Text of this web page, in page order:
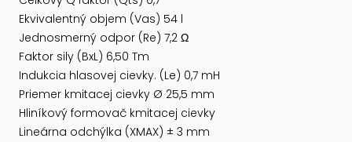
Ekvivalentný objem (Vas) 54 l
Jednosmerný odpor (Re) 7,2 Ω
Faktor sily (BxL) 6,50 Tm
Indukcia hlasovej cievky. (Le) 0,7 mH
Priemer kmitacej cievky Ø 25,5 mm
Hliníkový formovač kmitacej cievky
Lineárna odchýlka (XMAX) ± 3 mm